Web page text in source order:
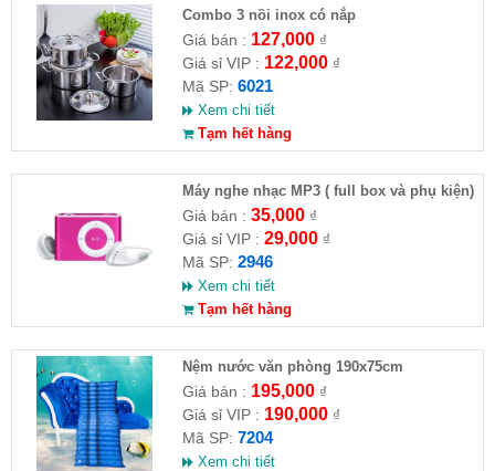
Combo 3 nồi inox có nắp
Giá bán : 127,000₫
Giá sỉ VIP : 122,000₫
Mã SP: 6021
Xem chi tiết
Tạm hết hàng
Máy nghe nhạc MP3 ( full box và phụ kiện)
Giá bán : 35,000₫
Giá sỉ VIP : 29,000₫
Mã SP: 2946
Xem chi tiết
Tạm hết hàng
Nệm nước văn phòng 190x75cm
Giá bán : 195,000₫
Giá sỉ VIP : 190,000₫
Mã SP: 7204
Xem chi tiết